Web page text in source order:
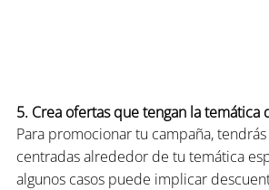
5. Crea ofertas que tengan la temática
Para promocionar tu campaña,
centradas alrededor de tu temática
algunos casos puede implicar